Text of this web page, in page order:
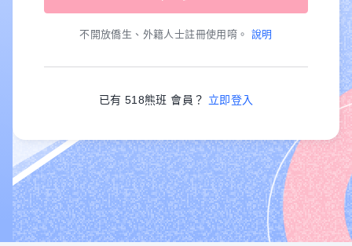
不開放僑生、外籍人士註冊使用唷。 說明
已有 518熊班 會員？ 立即登入